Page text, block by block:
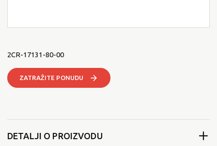
2CR-17131-80-00
ZATRAŽITE PONUDU
DETALJI O PROIZVODU